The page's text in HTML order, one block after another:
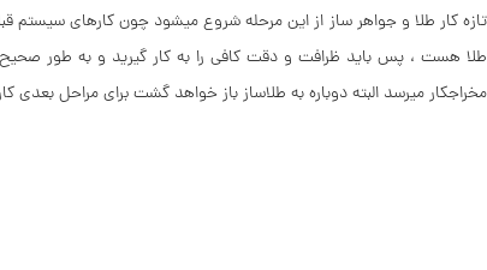
تازه کار طلا و جواهر ساز از این مرحله شروع میشود چون کارهای سیستم
طلا هست ، پس باید ظرافت و دقت کافی را به کار گیرید و به طور
مخراجکار میرسد البته دوباره به طلاساز باز خواهد گشت برای مراحل بعدی